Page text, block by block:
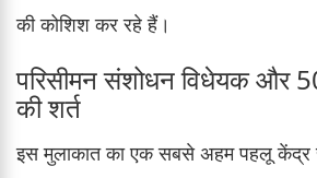
की कोशिश कर रहे हैं।
परिसीमन संशोधन विधेयक और
की शर्त
इस मुलाकात का एक सबसे अहम पहलू केंद्र